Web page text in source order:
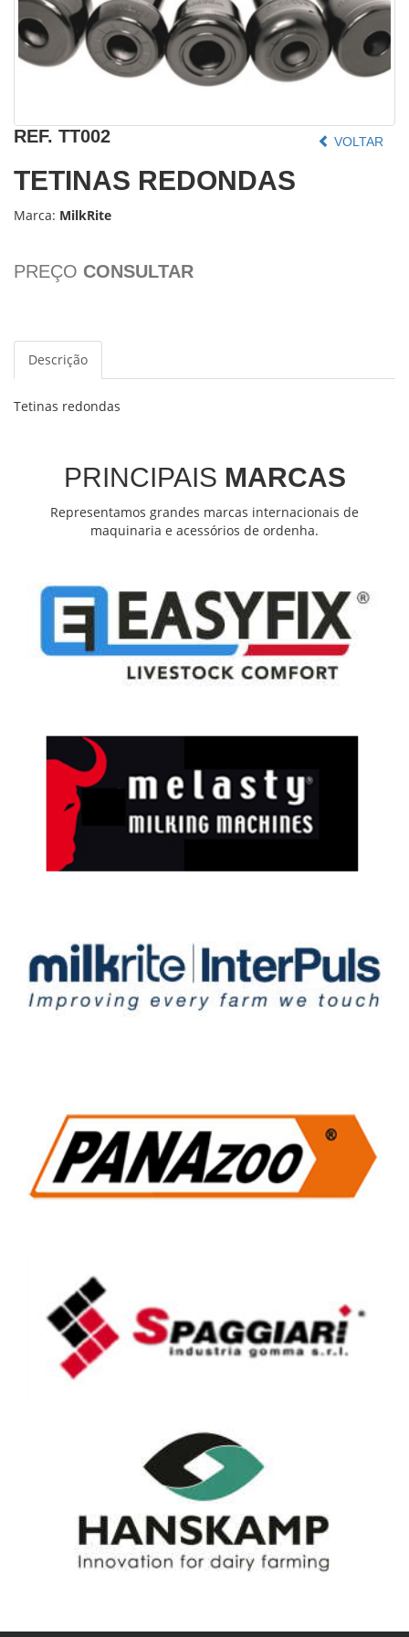
REF. TT002 VOLTAR
TETINAS REDONDAS
Marca: MilkRite
PREÇO CONSULTAR
Descrição
Tetinas redondas
PRINCIPAIS MARCAS
Representamos grandes marcas internacionais de
maquinaria e acessórios de ordenha.